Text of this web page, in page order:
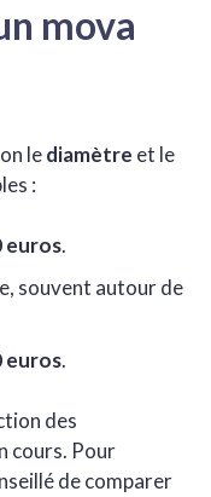
mova
lediamètre et le
:
euros.
souvent autour de
euros.
des
cours. Pour
de comparer